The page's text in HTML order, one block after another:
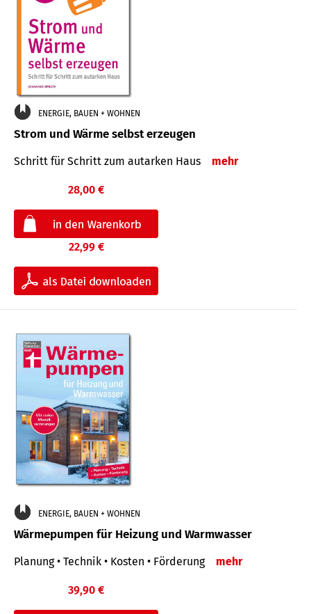
ENERGIE, BAUEN + WOHNEN
Strom und Wärme selbst erzeugen
Schritt für Schritt zum autarken Haus mehr
28,00 €
22,99 €
ENERGIE, BAUEN + WOHNEN
Wärmepumpen für Heizung und Warmwasser
Planung • Technik • Kosten • Förderung mehr
39,90 €